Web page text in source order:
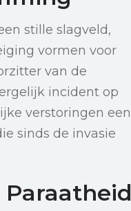
stille slagveld,
vormen voor
van de
incident op
verstoringen een
sinds de invasie